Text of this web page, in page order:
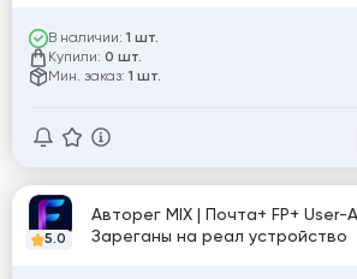
доступа к почте
В наличии: 1 шт.
Купили: 0 шт.
Мин. заказ: 1 шт.
5.0
Авторег MIX | Почта+ FP+
Зареганы на реал устройство